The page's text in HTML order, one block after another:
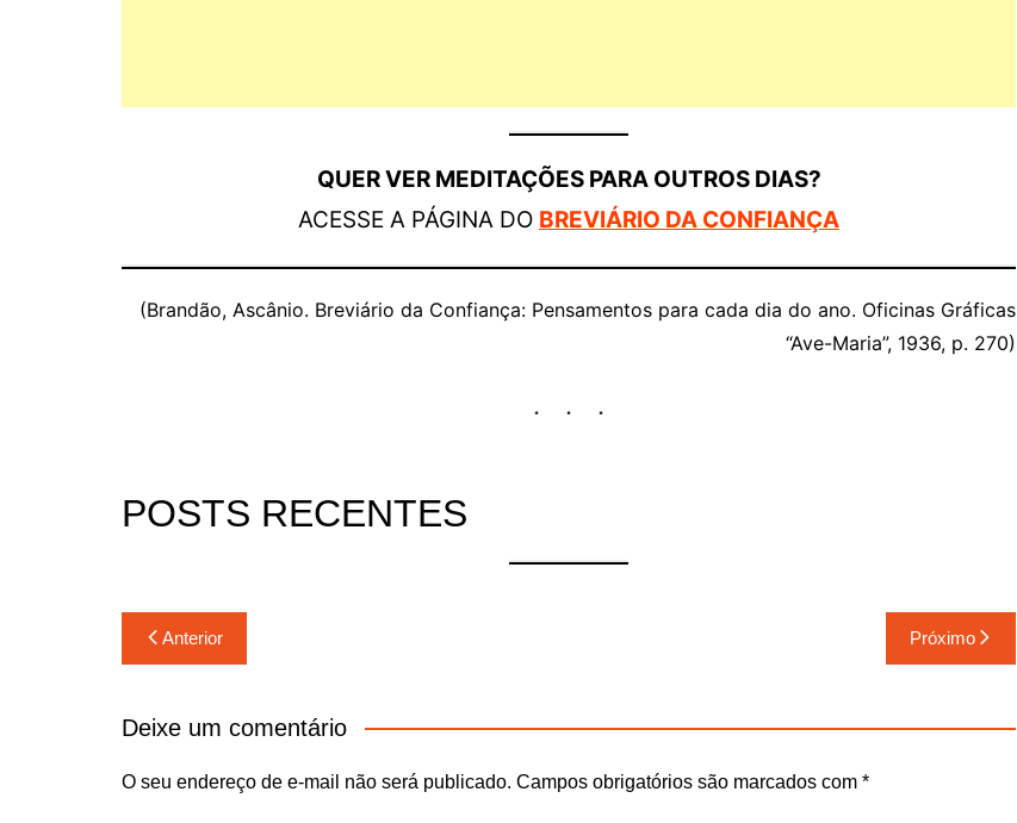
QUER VER MEDITAÇÕES PARA OUTROS DIAS?
ACESSE A PÁGINA DO BREVIÁRIO DA CONFIANÇA
(Brandão, Ascânio. Breviário da Confiança: Pensamentos para cada dia do ano. Oficinas Gráficas
“Ave-Maria”, 1936, p. 270)
POSTS RECENTES
Navegação
de
Post
Anterior Próximo
Deixe um comentário
O seu endereço de e-mail não será publicado. Campos obrigatórios são marcados com *